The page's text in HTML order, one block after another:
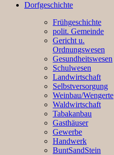
Dorfgeschichte
Frühgeschichte
polit. Gemeinde
Gericht u.
Ordnungswesen
Gesundheitswesen
Schulwesen
Landwirtschaft
Selbstversorgung
Weinbau/Wengerte
Waldwirtschaft
Tabakanbau
Gasthäuser
Gewerbe
Handwerk
BuntSandStein